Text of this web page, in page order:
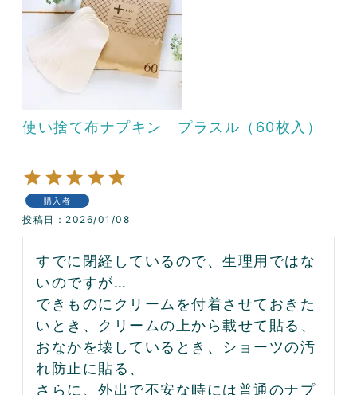
使い捨て布ナプキン プラスル（60枚入）
購入者
投稿日 2026/01/08
すでに閉経しているので、生理用ではな
いのですが…
できものにクリームを付着させておきた
いとき、クリームの上から載せて貼る、
おなかを壊しているとき、ショーツの汚
れ防止に貼る、
さらに、外出で不安な時には普通のナプ